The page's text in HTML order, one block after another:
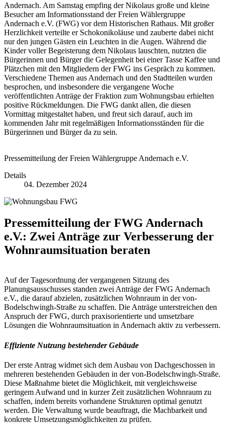
Andernach. Am Samstag empfing der Nikolaus große und kleine
Besucher am Informationsstand der Freien Wählergruppe
Andernach e.V. (FWG) vor dem Historischen Rathaus. Mit großer
Herzlichkeit verteilte er Schokonikoläuse und zauberte dabei nicht
nur den jungen Gästen ein Leuchten in die Augen. Während die
Kinder voller Begeisterung dem Nikolaus lauschten, nutzten die
Bürgerinnen und Bürger die Gelegenheit bei einer Tasse Kaffee und
Plätzchen mit den Mitgliedern der FWG ins Gespräch zu kommen.
Verschiedene Themen aus Andernach und den Stadtteilen wurden
besprochen, und insbesondere die vergangene Woche
veröffentlichten Anträge der Fraktion zum Wohnungsbau erhielten
positive Rückmeldungen. Die FWG dankt allen, die diesen
Vormittag mitgestaltet haben, und freut sich darauf, auch im
kommenden Jahr mit regelmäßigen Informationsständen für die
Bürgerinnen und Bürger da zu sein.
Pressemitteilung der Freien Wählergruppe Andernach e.V.
Details
04. Dezember 2024
Pressemitteilung der FWG Andernach
e.V.: Zwei Anträge zur Verbesserung der
Wohnraumsituation beraten
Auf der Tagesordnung der vergangenen Sitzung des
Planungsausschusses standen zwei Anträge der FWG Andernach
e.V., die darauf abzielen, zusätzlichen Wohnraum in der von-
Bodelschwingh-Straße zu schaffen. Die Anträge unterstreichen den
Anspruch der FWG, durch praxisorientierte und umsetzbare
Lösungen die Wohnraumsituation in Andernach aktiv zu verbessern.
Effiziente Nutzung bestehender Gebäude
Der erste Antrag widmet sich dem Ausbau von Dachgeschossen in
mehreren bestehenden Gebäuden in der von-Bodelschwingh-Straße.
Diese Maßnahme bietet die Möglichkeit, mit vergleichsweise
geringem Aufwand und in kurzer Zeit zusätzlichen Wohnraum zu
schaffen, indem bereits vorhandene Strukturen optimal genutzt
werden. Die Verwaltung wurde beauftragt, die Machbarkeit und
konkrete Umsetzungsmöglichkeiten zu prüfen.